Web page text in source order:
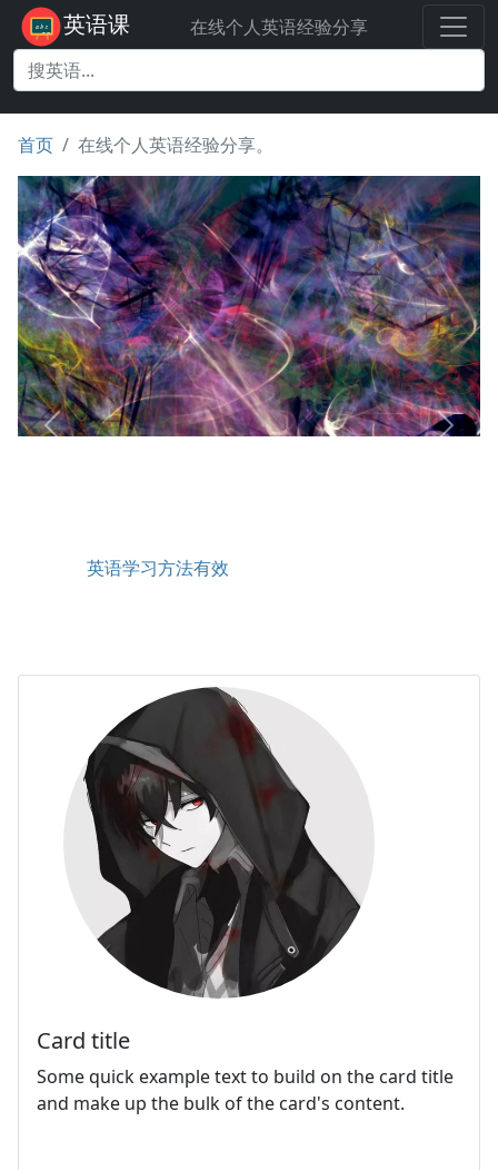
英语课 在线个人英语经验分享
首页 在线个人英语经验分享。
英语学习方法有效
Previous Next
Card title
Some quick example text to build on the card title
and make up the bulk of the card's content.